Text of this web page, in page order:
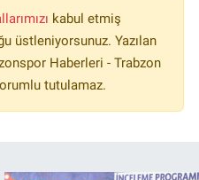
kabul etmiş
üstleniyorsunuz. Yazılan
Haberleri - Trabzon
tutulamaz.